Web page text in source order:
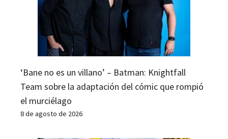
‘Bane no es un villano’ – Batman: Knightfall
Team sobre la adaptación del cómic que rompió
el murciélago
8 de agosto de 2026